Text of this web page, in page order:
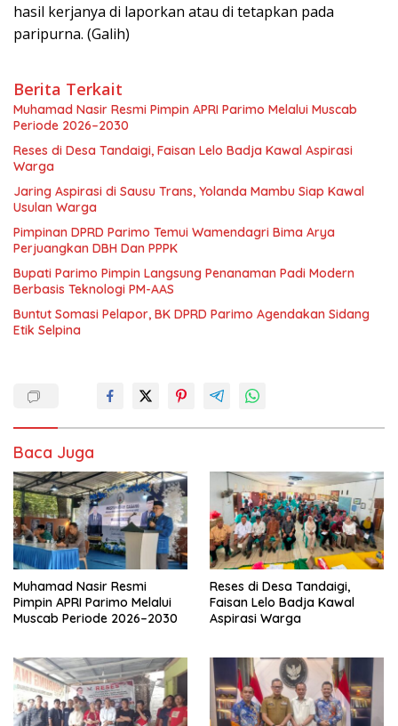
hasil kerjanya di laporkan atau di tetapkan pada
paripurna. (Galih)
Berita Terkait
Muhamad Nasir Resmi Pimpin APRI Parimo Melalui Muscab
Periode 2026–2030
Reses di Desa Tandaigi, Faisan Lelo Badja Kawal Aspirasi
Warga
Jaring Aspirasi di Sausu Trans, Yolanda Mambu Siap Kawal
Usulan Warga
Pimpinan DPRD Parimo Temui Wamendagri Bima Arya
Perjuangkan DBH Dan PPPK
Bupati Parimo Pimpin Langsung Penanaman Padi Modern
Berbasis Teknologi PM-AAS
Buntut Somasi Pelapor, BK DPRD Parimo Agendakan Sidang
Etik Selpina
Baca Juga
Muhamad Nasir Resmi
Pimpin APRI Parimo Melalui
Muscab Periode 2026–2030
Reses di Desa Tandaigi,
Faisan Lelo Badja Kawal
Aspirasi Warga